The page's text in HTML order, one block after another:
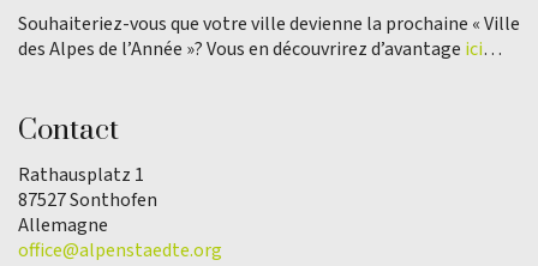
Souhaiteriez-vous que votre ville devienne la prochaine « Ville
des Alpes de l’Année »? Vous en découvrirez d’avantage ici…
Contact
Rathausplatz 1
87527 Sonthofen
Allemagne
office@alpenstaedte.org